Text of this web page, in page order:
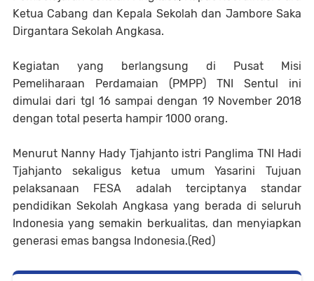
Ketua Cabang dan Kepala Sekolah dan Jambore Saka
Dirgantara Sekolah Angkasa.
Kegiatan yang berlangsung di Pusat Misi
Pemeliharaan Perdamaian (PMPP) TNI Sentul ini
dimulai dari tgl 16 sampai dengan 19 November 2018
dengan total peserta hampir 1000 orang.
Menurut Nanny Hady Tjahjanto istri Panglima TNI Hadi
Tjahjanto sekaligus ketua umum Yasarini Tujuan
pelaksanaan FESA adalah terciptanya standar
pendidikan Sekolah Angkasa yang berada di seluruh
Indonesia yang semakin berkualitas, dan menyiapkan
generasi emas bangsa Indonesia.(Red)